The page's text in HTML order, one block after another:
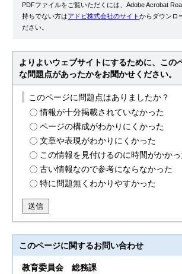
PDFファイルをご覧いただくには、Adobe Acrobat
持ちでない方はアドビ株式会社のサイトからダウンロ
ださい。
よりよいウェブサイトにするために、この
な問題点があったかをお聞かせください。
このページに問題点はありましたか？
情報が十分掲載されていなかった
ページの構成がわかりにくかった
文章や表現がわかりにくかった
この情報を見付けるのに時間がかかっ
古い情報なので参考にならなかった
特に問題無くわかりやすかった
送信
このページに関するお問い合わせ
教育委員会総務課